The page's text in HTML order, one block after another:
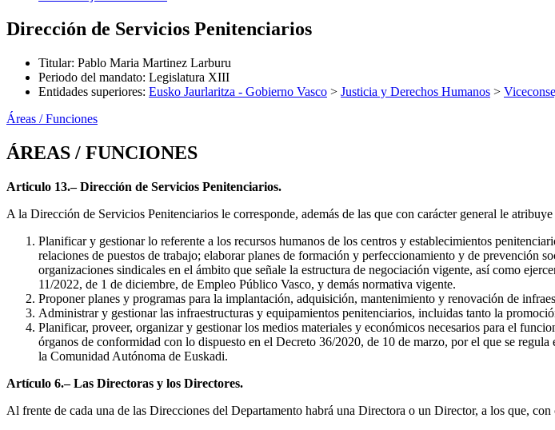
Dirección de Servicios Penitenciarios
Titular: Pablo Maria Martinez Larburu
Periodo del mandato: Legislatura XIII
Entidades superiores: Eusko Jaurlaritza - Gobierno Vasco > Justicia y Derechos Humanos >
Áreas / Funciones
ÁREAS / FUNCIONES
Articulo 13.– Dirección de Servicios Penitenciarios.
A la Dirección de Servicios Penitenciarios le corresponde, además de las que con carácter general le atribuye
Planificar y gestionar lo referente a los recursos humanos de los centros y establecimientos
relaciones de puestos de trabajo; elaborar planes de formación y perfeccionamiento y de prevención
organizaciones sindicales en el ámbito que señale la estructura de negociación vigente, así como
11/2022, de 1 de diciembre, de Empleo Público Vasco, y demás normativa vigente.
Proponer planes y programas para la implantación, adquisición, mantenimiento y renovación de
Administrar y gestionar las infraestructuras y equipamientos penitenciarios, incluidas tanto la
Planificar, proveer, organizar y gestionar los medios materiales y económicos necesarios para el
órganos de conformidad con lo dispuesto en el Decreto 36/2020, de 10 de marzo, por el que se
la Comunidad Autónoma de Euskadi.
Artículo 6.– Las Directoras y los Directores.
Al frente de cada una de las Direcciones del Departamento habrá una Directora o un Director, a los que, con